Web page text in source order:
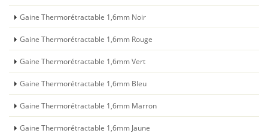
Gaine Thermorétractable 1,6mm Noir
Gaine Thermorétractable 1,6mm Rouge
Gaine Thermorétractable 1,6mm Vert
Gaine Thermorétractable 1,6mm Bleu
Gaine Thermorétractable 1,6mm Marron
Gaine Thermorétractable 1,6mm Jaune